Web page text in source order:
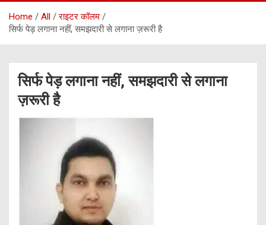
Home All
राइटर कॉलम
सिर्फ पेड़ लगाना नहीं, समझदारी से लगाना ज़रूरी है
सिर्फ पेड़ लगाना नहीं, समझदारी से लगाना
ज़रूरी है